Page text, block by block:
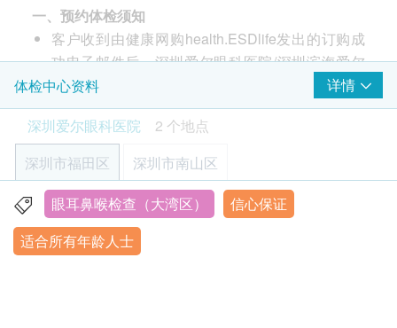
医生讲解报告
检查后面诊
高度近视患者，即使没有明显症状，也建议每年至少
进行一次全面的眼底检查。通过检查，可以及时发现
视网膜变薄、裂孔、黄斑病变等问题，早发现、早治
疗，避免病情恶化。
一、预约体检须知
客户收到由健康网购health.ESDlife发出的订购成
功电子邮件后，深圳爱尔眼科医院/深圳滨海爱尔
眼科医院将在随后1-2个工作日的办公时间内，通
过电话或WhatsApp与客户联系，确认预约检查的
时间和地点。客户也可至少提前1个工作天主动联
络深圳爱尔眼科医院/深圳滨海爱尔眼科医院进行
预约（联络电话：400-6609-120；微信：
18925293372）。
客户必须在预约当天出示身分证明文件原件并列印
订购确认信/出示成功付款电子邮件以确认身份，
体检中心资料
详情
深圳爱尔眼科医院
2 个地点
深圳市福田区
深圳市南山区
深圳市福田区南园街道华强南路2048号机械大厦主楼1-12
层
周一至周日 08:30-18:00
眼耳鼻喉检查（大湾区）
信心保证
适合所有年龄人士